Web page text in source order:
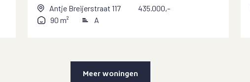
Antje Breijerstraat 117
435.000,-
90 m²
A
Meer woningen